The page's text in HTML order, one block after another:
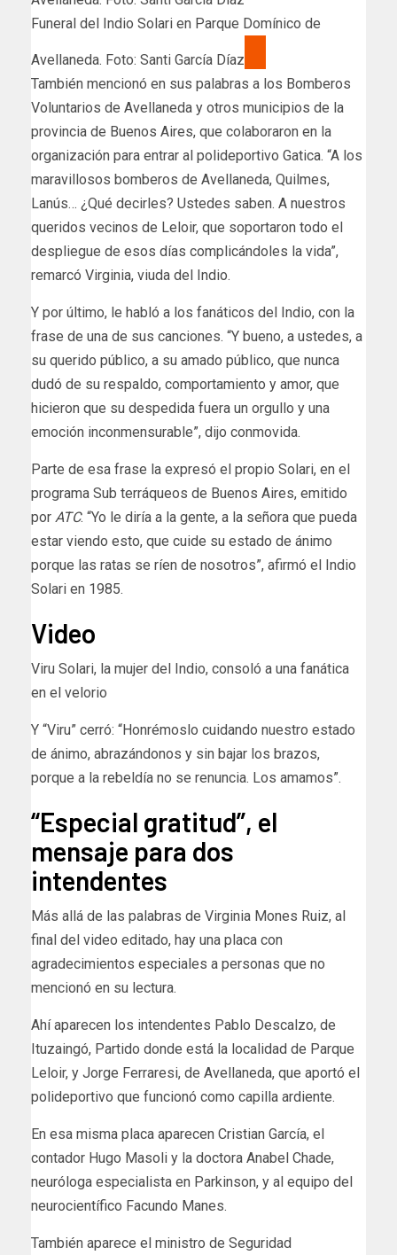
Funeral del Indio Solari en Parque Domínico de
Avellaneda. Foto: Santi García Díaz
También mencionó en sus palabras a los Bomberos
Voluntarios de Avellaneda y otros municipios de la
provincia de Buenos Aires, que colaboraron en la
organización para entrar al polideportivo Gatica. “A los
maravillosos bomberos de Avellaneda, Quilmes,
Lanús… ¿Qué decirles? Ustedes saben. A nuestros
queridos vecinos de Leloir, que soportaron todo el
despliegue de esos días complicándoles la vida”,
remarcó Virginia, viuda del Indio.
Y por último, le habló a los fanáticos del Indio, con la
frase de una de sus canciones. “Y bueno, a ustedes, a
su querido público, a su amado público, que nunca
dudó de su respaldo, comportamiento y amor, que
hicieron que su despedida fuera un orgullo y una
emoción inconmensurable”, dijo conmovida.
Parte de esa frase la expresó el propio Solari, en el
programa Sub terráqueos de Buenos Aires, emitido
por ATC. “Yo le diría a la gente, a la señora que pueda
estar viendo esto, que cuide su estado de ánimo
porque las ratas se ríen de nosotros”, afirmó el Indio
Solari en 1985.
Video
Viru Solari, la mujer del Indio, consoló a una fanática
en el velorio
Y “Viru” cerró: “Honrémoslo cuidando nuestro estado
de ánimo, abrazándonos y sin bajar los brazos,
porque a la rebeldía no se renuncia. Los amamos”.
“Especial gratitud”, el
mensaje para dos
intendentes
Más allá de las palabras de Virginia Mones Ruiz, al
final del video editado, hay una placa con
agradecimientos especiales a personas que no
mencionó en su lectura.
Ahí aparecen los intendentes Pablo Descalzo, de
Ituzaingó, Partido donde está la localidad de Parque
Leloir, y Jorge Ferraresi, de Avellaneda, que aportó el
polideportivo que funcionó como capilla ardiente.
En esa misma placa aparecen Cristian García, el
contador Hugo Masoli y la doctora Anabel Chade,
neuróloga especialista en Parkinson, y al equipo del
neurocientífico Facundo Manes.
También aparece el ministro de Seguridad